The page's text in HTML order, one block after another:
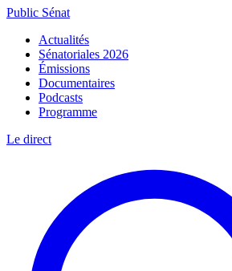
Public Sénat
Actualités
Sénatoriales 2026
Émissions
Documentaires
Podcasts
Programme
Le direct